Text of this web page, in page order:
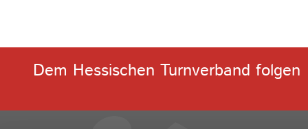
Dem Hessischen Turnverband folgen